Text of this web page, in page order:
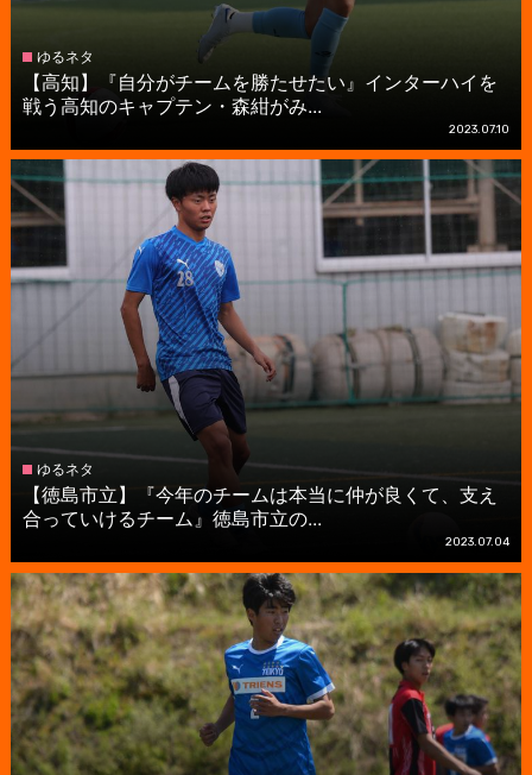
ゆるネタ
【高知】『自分がチームを勝たせたい』インターハイを
戦う高知のキャプテン・森紺がみ...
2023.07.10
ゆるネタ
【徳島市立】『今年のチームは本当に仲が良くて、支え
合っていけるチーム』徳島市立の...
2023.07.04